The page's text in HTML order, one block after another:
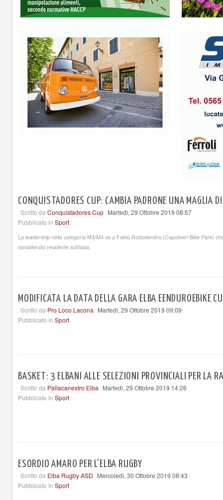
CONQUISTADORES CUP: CAMBIA PADRONE UNA MAGLIA
Scritto da Conquistadores Cup Martedì, 29 Ottobre 2019 08:57
Pubblicato in Sport
La leadership nella categoria M3/M4 va a Fabio Rododendro (Capoliveri Bike Park)
considerato residente sull’isola.
MODIFICATA LA DATA DELLA GARA ELBA EENDUROEBIKE
Scritto da Pro Loco Lacona Martedì, 29 Ottobre 2019 09:09
Pubblicato in Sport
BASKET: 3 ELBANI ALLE SELEZIONI PROVINCIALI PER LA
Scritto da Pallacanestro Elba Martedì, 29 Ottobre 2019 14:26
Pubblicato in Sport
ESORDIO AMARO PER L’ELBA RUGBY
Scritto da Elba Rugby ASD Mercoledì, 30 Ottobre 2019 08:43
Pubblicato in Sport